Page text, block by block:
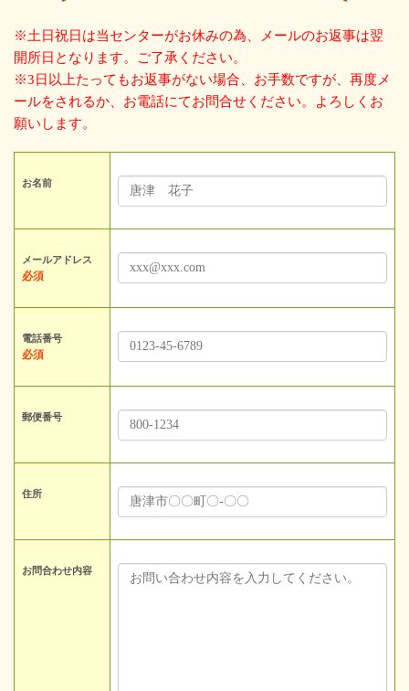
※土日祝日は当センターがお休みの為、メールのお返事は翌
開所日となります。ご了承ください。
※3日以上たってもお返事がない場合、お手数ですが、再度メ
ールをされるか、お電話にてお問合せください。よろしくお
願いします。
お名前
メールアドレス
必須
電話番号
必須
郵便番号
住所
お問合わせ内容